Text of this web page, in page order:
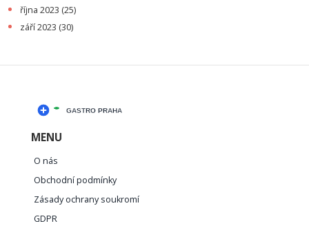
října 2023 (25)
září 2023 (30)
MENU
O nás
Obchodní podmínky
Zásady ochrany soukromí
GDPR